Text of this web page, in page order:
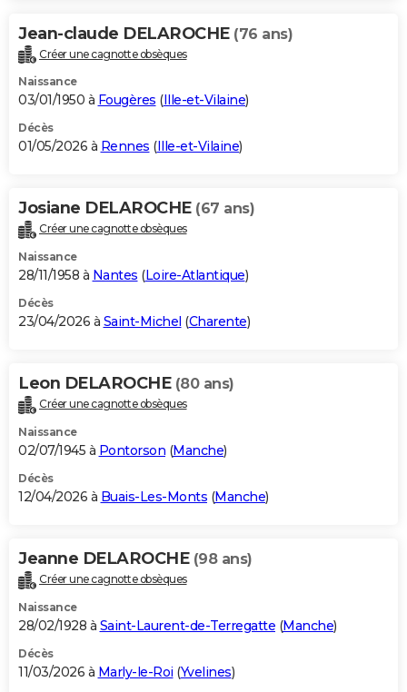
Jean-claude DELAROCHE (76 ans)
Créer une cagnotte obsèques
Naissance
03/01/1950 à Fougères (Ille-et-Vilaine)
Décès
01/05/2026 à Rennes (Ille-et-Vilaine)
Josiane DELAROCHE (67 ans)
Créer une cagnotte obsèques
Naissance
28/11/1958 à Nantes (Loire-Atlantique)
Décès
23/04/2026 à Saint-Michel (Charente)
Leon DELAROCHE (80 ans)
Créer une cagnotte obsèques
Naissance
02/07/1945 à Pontorson (Manche)
Décès
12/04/2026 à Buais-Les-Monts (Manche)
Jeanne DELAROCHE (98 ans)
Créer une cagnotte obsèques
Naissance
28/02/1928 à Saint-Laurent-de-Terregatte (Manche)
Décès
11/03/2026 à Marly-le-Roi (Yvelines)